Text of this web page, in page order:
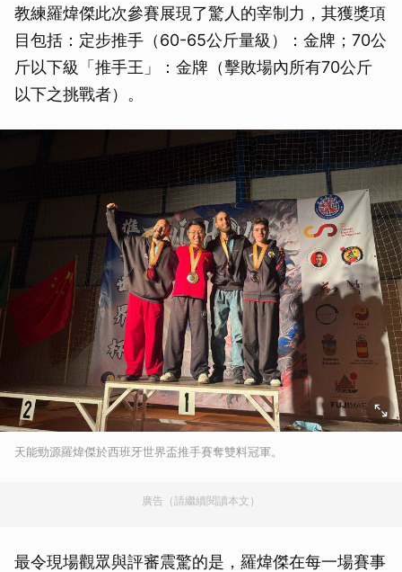
教練羅煒傑此次參賽展現了驚人的宰制力，其獲獎項
目包括：定步推手（60-65公斤量級）：金牌；70公
斤以下級「推手王」：金牌（擊敗場內所有70公斤
以下之挑戰者）。
天能勁源羅煒傑於西班牙世界盃推手賽奪雙料冠軍。
廣告（請繼續閱讀本文）
最令現場觀眾與評審震驚的是，羅煒傑在每一場賽事